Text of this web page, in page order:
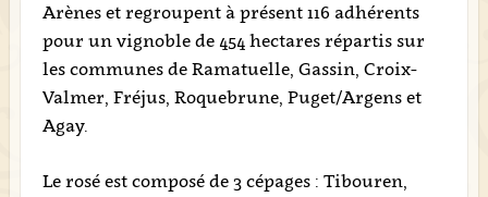
Arènes et regroupent à présent 116 adhérents
pour un vignoble de 454 hectares répartis sur
les communes de Ramatuelle, Gassin, Croix-
Valmer, Fréjus, Roquebrune, Puget/Argens et
Agay.
Le rosé est composé de 3 cépages : Tibouren,